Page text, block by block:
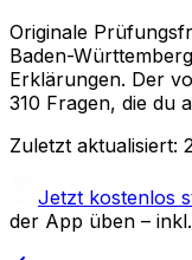
Originale
Baden-Württemberg
Erklärungen. Der
310 Fragen, die du
Zuletzt aktualisiert:
Jetzt kostenlos
der App üben –